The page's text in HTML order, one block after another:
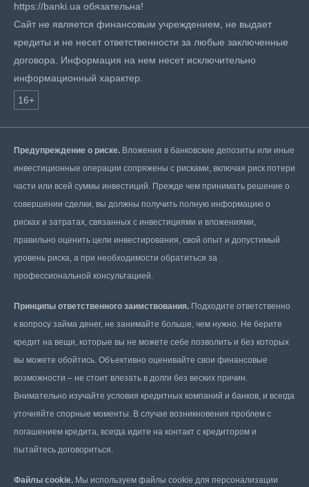
https://banki.ua обязательна!
Сайт не является финансовым учреждением, не выдает
кредиты и не несет ответственности за любые заключенные
договора. Информация на нем несет исключительно
информационный характер.
16+
Предупреждение о риске. Вложения в банковские депозиты или иные
инвестиционные операции сопряжены с рисками, включая риск потери
части или всей суммы инвестиций. Прежде чем принимать решение о
совершении сделки, вы должны получить полную информацию о
рисках и затратах, связанных с инвестициями и вложениями,
правильно оценить цели инвестирования, свой опыт и допустимый
уровень риска, а при необходимости обратиться за
профессиональной консультацией.
Принципы ответственного заимствования. Подходите ответственно
к вопросу займа денег, не занимайте больше, чем нужно. Не берите
кредит на вещи, которые вы не можете себе позволить и без которых
вы можете обойтись. Объективно оценивайте свои финансовые
возможности – не стоит влезать в долги без веских причин.
Внимательно изучайте условия кредитных компаний и банков, и всегда
уточняйте спорные моменты. В случае возникновения проблем с
погашением кредита, всегда идите на контакт с кредитором и
пытайтесь договориться.
Файлы cookie. Мы используем файлы cookie для персонализации